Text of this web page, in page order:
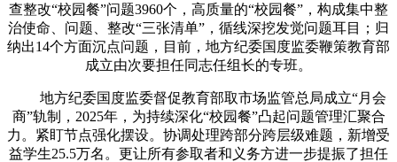
查整改“校园餐”问题3960个，高质量的“校园餐”，构成集中整
治使命、问题、整改“三张清单”，循线深挖发觉问题耳目；归
纳出14个方面沉点问题，目前，地方纪委国度监委鞭策教育部
成立由次要担任同志任组长的专班。
地方纪委国度监委督促教育部取市场监管总局成立“月会
商”轨制，2025年，为持续深化“校园餐”凸起问题管理汇聚合
力。紧盯节点强化摆设。协调处理跨部分跨层级难题，新增受
益学生25.5万名。更让所有参取者和义务方进一步提振了担任